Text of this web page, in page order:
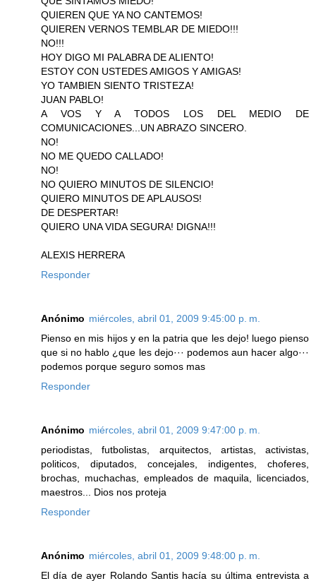
QUIEREN QUE YA NO CANTEMOS!
QUIEREN VERNOS TEMBLAR DE MIEDO!!!
NO!!!
HOY DIGO MI PALABRA DE ALIENTO!
ESTOY CON USTEDES AMIGOS Y AMIGAS!
YO TAMBIEN SIENTO TRISTEZA!
JUAN PABLO!
A VOS Y A TODOS LOS DEL MEDIO DE
COMUNICACIONES...UN ABRAZO SINCERO.
NO!
NO ME QUEDO CALLADO!
NO!
NO QUIERO MINUTOS DE SILENCIO!
QUIERO MINUTOS DE APLAUSOS!
DE DESPERTAR!
QUIERO UNA VIDA SEGURA! DIGNA!!!
ALEXIS HERRERA
Responder
Anónimo miércoles, abril 01, 2009 9:45:00 p. m.
Pienso en mis hijos y en la patria que les dejo! luego pienso
que si no hablo ¿que les dejo··· podemos aun hacer algo···
podemos porque seguro somos mas
Responder
Anónimo miércoles, abril 01, 2009 9:47:00 p. m.
periodistas, futbolistas, arquitectos, artistas, activistas,
politicos, diputados, concejales, indigentes, choferes,
brochas, muchachas, empleados de maquila, licenciados,
maestros... Dios nos proteja
Responder
Anónimo miércoles, abril 01, 2009 9:48:00 p. m.
El día de ayer Rolando Santis hacía su última entrevista a